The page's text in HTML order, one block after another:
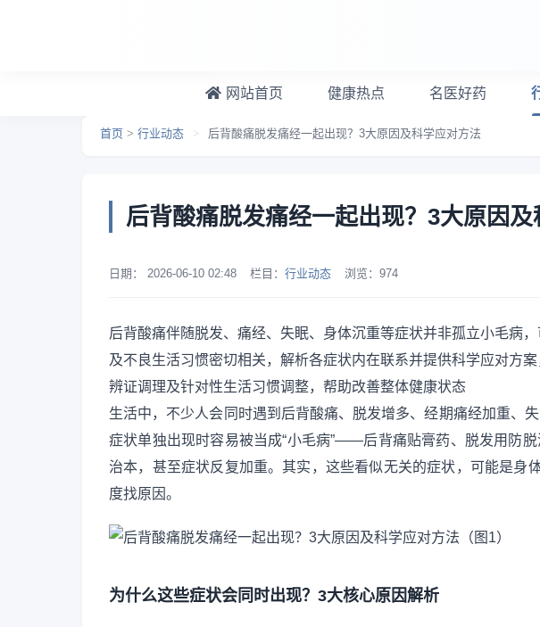
网站首页 健康热点 名医好药
首页 > 行业动态 > 后背酸痛脱发痛经一起出现？3大原因及科学应对方法
后背酸痛脱发痛经一起出现？3大原因
日期： 2026-06-10 02:48 栏目： 行业动态 浏览： 974
后背酸痛伴随脱发、痛经、失眠、身体沉重等症状并非孤立小毛病
及不良生活习惯密切相关，解析各症状内在联系并提供科学应对方
辨证调理及针对性生活习惯调整，帮助改善整体健康状态
生活中，不少人会同时遇到后背酸痛、脱发增多、经期痛经加重、
症状单独出现时容易被当成“小毛病”——后背痛贴膏药、脱发用防
治本，甚至症状反复加重。其实，这些看似无关的症状，可能是身
度找原因。
为什么这些症状会同时出现？3大核心原因解析